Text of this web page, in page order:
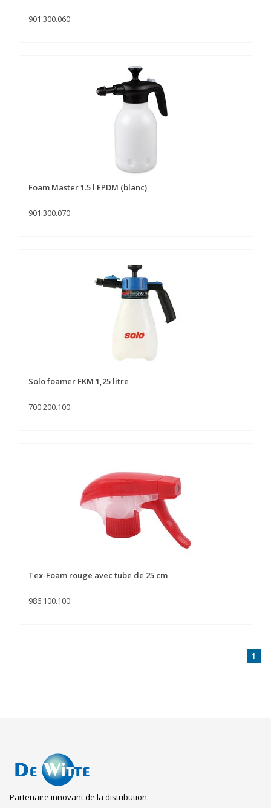
901.300.060
Foam Master 1.5 l EPDM (blanc)
901.300.070
Solo foamer FKM 1,25 litre
700.200.100
Tex-Foam rouge avec tube de 25 cm
986.100.100
1
Partenaire innovant de la distribution